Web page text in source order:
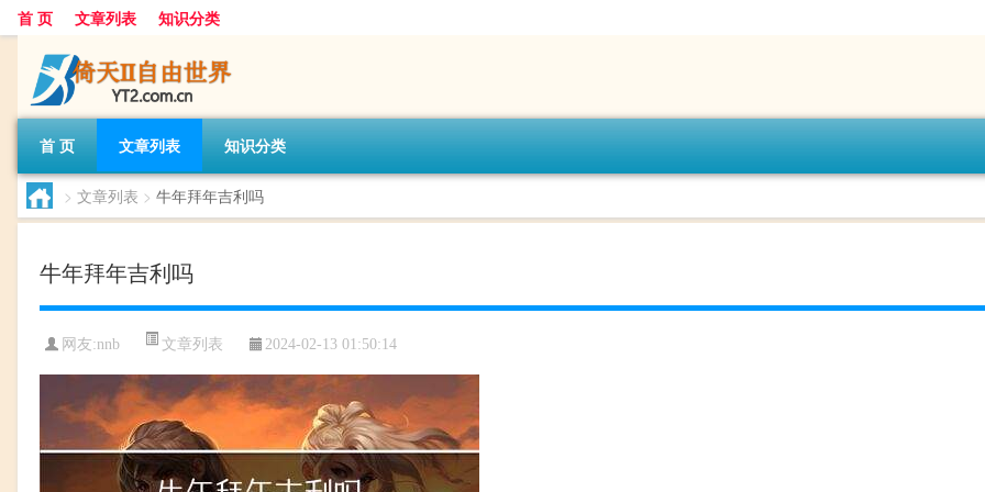
首 页 文章列表 知识分类
首 页 文章列表 知识分类
> 文章列表 > 牛年拜年吉利吗
牛年拜年吉利吗
网友:nnb 文章列表 2024-02-13 01:50:14